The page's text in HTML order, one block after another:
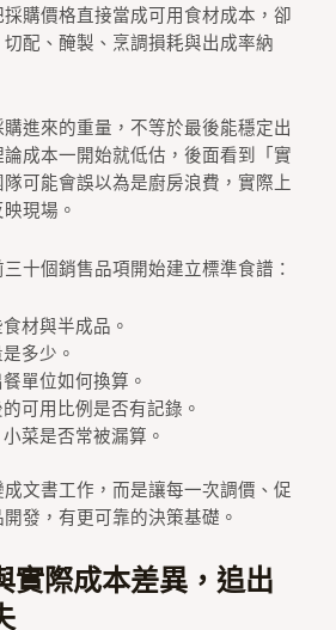
購價格直接當成可用食材成本，卻
配、醃製、烹調損耗與出成率納
進來的重量，不等於最後能穩定出
成本一開始就低估，後面看到「實
可能會誤以為是廚房浪費，實際上
現場。
十個銷售品項開始建立標準食譜：
材與半成品。
多少。
單位如何換算。
可用比例是否有記錄。
菜是否常被漏算。
文書工作，而是讓每一次調價、促
發，有更可靠的決策基礎。
實際成本差異，追出